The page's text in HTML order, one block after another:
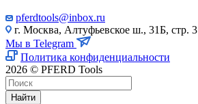
pferdtools@inbox.ru
г. Москва, Алтуфьевское ш., 31Б, стр. 3
Мы в Telegram
Политика конфиденциальности
2026 © PFERD Tools
Найти